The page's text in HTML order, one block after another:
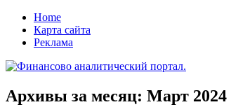
Home
Карта сайта
Реклама
Архивы за месяц: Март 2024